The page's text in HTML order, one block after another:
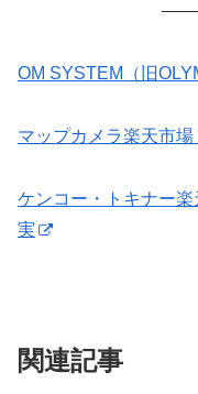
OM SYSTEM（旧
マップカメラ楽天市
ケンコー・トキナー
実
関連記事